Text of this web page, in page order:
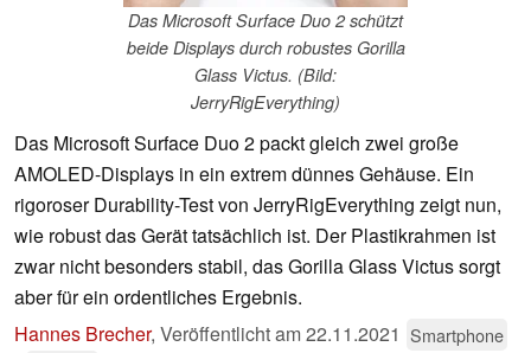
Das Microsoft Surface Duo 2 schützt
beide Displays durch robustes Gorilla
Glass Victus. (Bild:
JerryRigEverything)
Das Microsoft Surface Duo 2 packt gleich zwei große
AMOLED-Displays in ein extrem dünnes Gehäuse. Ein
rigoroser Durability-Test von JerryRigEverything zeigt nun,
wie robust das Gerät tatsächlich ist. Der Plastikrahmen ist
zwar nicht besonders stabil, das Gorilla Glass Victus sorgt
aber für ein ordentliches Ergebnis.
Hannes Brecher, Veröffentlicht am22.11.2021 Smartphone